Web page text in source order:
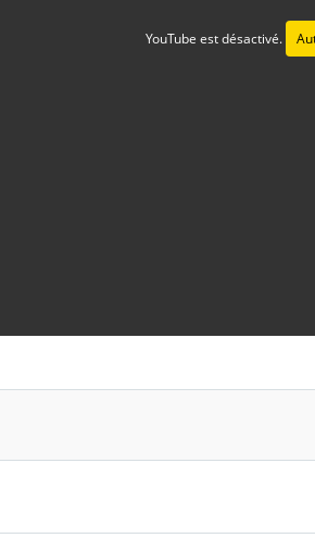
YouTube est désactivé.